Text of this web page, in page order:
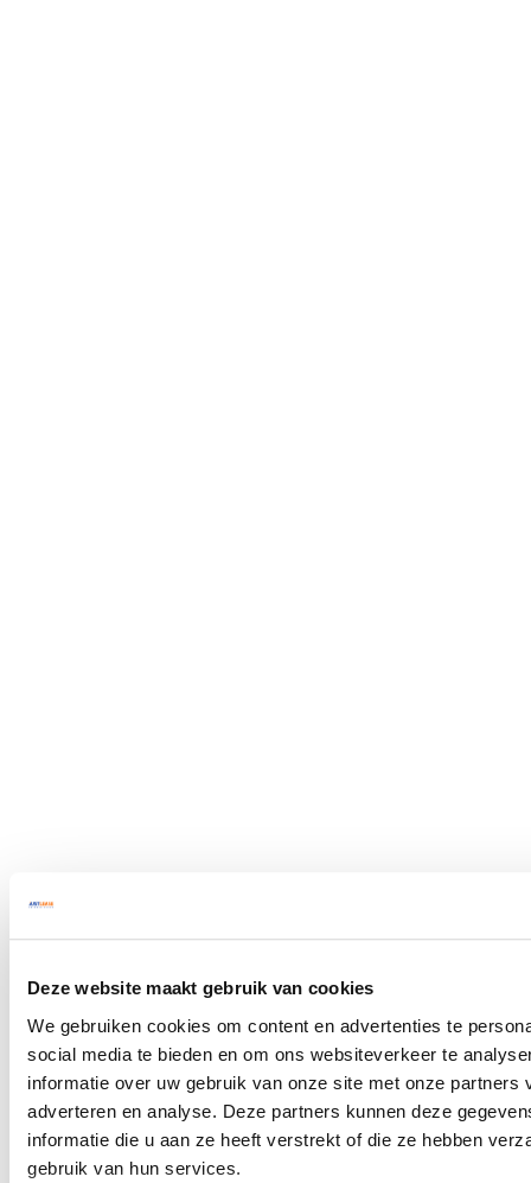
Deze website maakt gebruik van cookies
We gebruiken cookies om content en advertenties te
social media te bieden en om ons websiteverkeer te
informatie over uw gebruik van onze site met onze partners
adverteren en analyse. Deze partners kunnen deze
informatie die u aan ze heeft verstrekt of die ze hebben
gebruik van hun services.